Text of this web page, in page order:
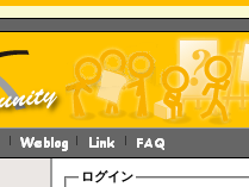
ログイン